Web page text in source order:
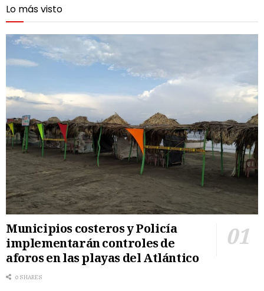
Lo más visto
Municipios costeros y Policía
implementarán controles de
aforos en las playas del Atlántico
0 SHARES